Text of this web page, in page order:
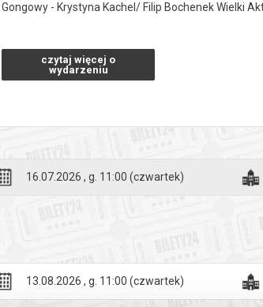
Gongowy - Krystyna Kachel/ Filip Bochenek Wielki
Świetliczek, Lampka - Ula Tylek-Jabczanik
Biletka, Blada Dama - Agnieszka Kwiatkowska
Głosu Świetliczkowi użycza -Kajtuś Bochenek
Bezpieczne zakupy w Bilety24. W przypadku
czytaj więcej o
wydarzeniu
16.07.2026 , g. 11:00 (czwartek)
13.08.2026 , g. 11:00 (czwartek)